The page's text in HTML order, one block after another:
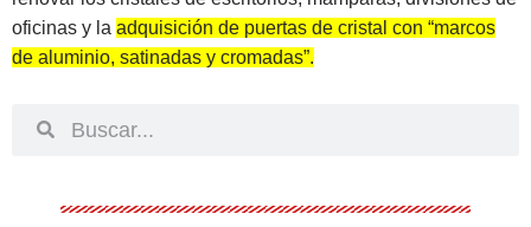
oficinas y la adquisición de puertas de cristal con “marcos
de aluminio, satinadas y cromadas”.